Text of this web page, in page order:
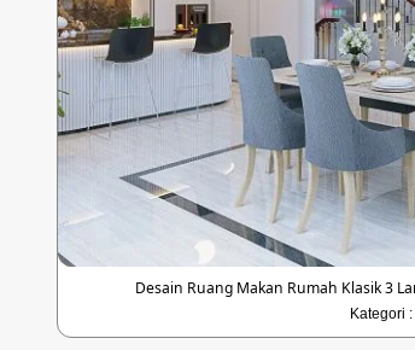
Desain Ruang Makan Rumah Klasik 3
Kategori :